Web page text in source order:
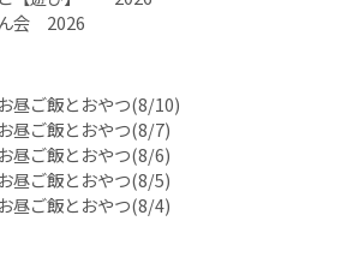
会 2026
昼ご飯とおやつ(8/10)
昼ご飯とおやつ(8/7)
昼ご飯とおやつ(8/6)
昼ご飯とおやつ(8/5)
昼ご飯とおやつ(8/4)